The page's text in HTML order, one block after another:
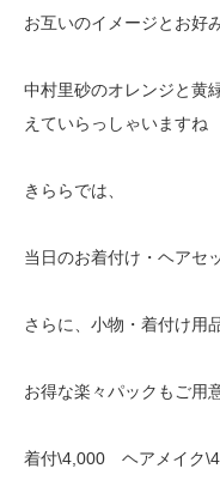
お互いのイメージとお好
中村里砂のオレンジと黄
えていらっしゃいますね
きららでは、
当日のお着付け・ヘアセ
さらに、小物・着付け用
お得な楽々パックもご用
着付\4,000 ヘアメイク